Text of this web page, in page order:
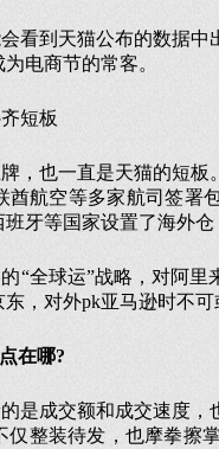
看到天猫公布的数据
电商节的常客。
短板
，也一直是天猫的短
酋航空等多家航司签署
牙等国家设置了海外仓
“全球运”战略，对阿
，对外pk亚马逊时不可
在哪?
是成交额和成交速度
仅整装待发，也摩拳擦